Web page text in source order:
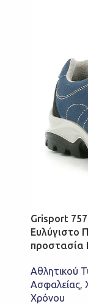
Grisport
Ευλύγιστο
προστασία
Αθλητικού
Ασφαλείας,
Χρόνου